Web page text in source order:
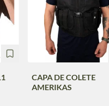
CAPA DE COLETE
AMERIKAS